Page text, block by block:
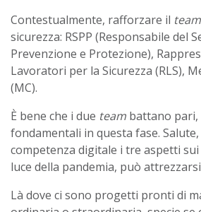
Contestualmente, rafforzare il team
sicurezza: RSPP (Responsabile del
Prevenzione e Protezione),
Lavoratori per la Sicurezza (RLS),
(MC).
È bene che i due team battano
fondamentali in questa fase. Salute,
competenza digitale i tre aspetti sui
luce della pandemia, può
Là dove ci sono progetti pronti di